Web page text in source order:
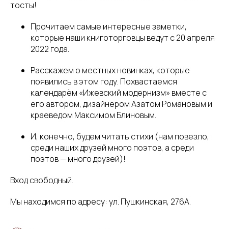
тосты!
Прочитаем самые интересные заметки,
которые наши книготорговцы ведут с 20 апреля
2022 года.
Расскажем о местных новинках, которые
появились в этом году. Похвастаемся
календарём «Ижевский модернизм» вместе с
его автором, дизайнером Азатом Романовым и
краеведом Максимом Блиновым.
И, конечно, будем читать стихи (нам повезло,
среди наших друзей много поэтов, а среди
поэтов — много друзей)!
Вход свободный.
Мы находимся по адресу: ул. Пушкинская, 276А.